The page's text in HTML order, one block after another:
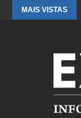
MAIS VISTAS